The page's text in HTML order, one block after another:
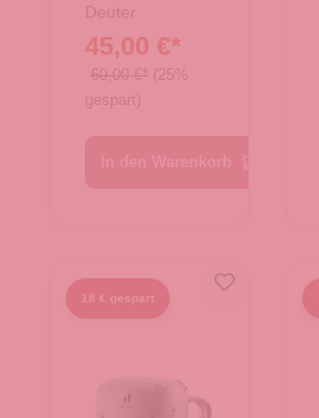
Deuter
45,00 €*
60,00 €* (25%
gespart)
18 € gespart